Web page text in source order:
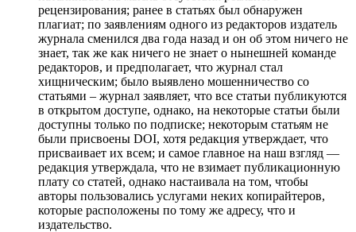
рецензирования; ранее в статьях был обнаружен
плагиат; по заявлениям одного из редакторов издатель
журнала сменился два года назад и он об этом ничего не
знает, так же как ничего не знает о нынешней команде
редакторов, и предполагает, что журнал стал
хищническим; было выявлено мошенничество со
статьями – журнал заявляет, что все статьи публикуются
в открытом доступе, однако, на некоторые статьи были
доступны только по подписке; некоторым статьям не
были присвоены DOI, хотя редакция утверждает, что
присваивает их всем; и самое главное на наш взгляд —
редакция утверждала, что не взимает публикационную
плату со статей, однако настаивала на том, чтобы
авторы пользовались услугами неких копирайтеров,
которые расположены по тому же адресу, что и
издательство.